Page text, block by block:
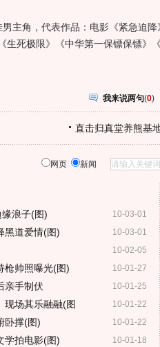
角，代表作品：电影《紧急迫降
生死极限》《中华第一保镖保镖》《
我来说两句(0)
直击归真堂养熊基
网页 新闻
10-03-01
浪子(图)
10-03-01
黑道爱情(图)
10-02-05
10-01-27
枪帅照曝光(图)
10-01-25
亲手制伏
10-01-22
现场其乐融融(图
10-01-22
卧撑(图)
10-01-18
学拍电影(图)